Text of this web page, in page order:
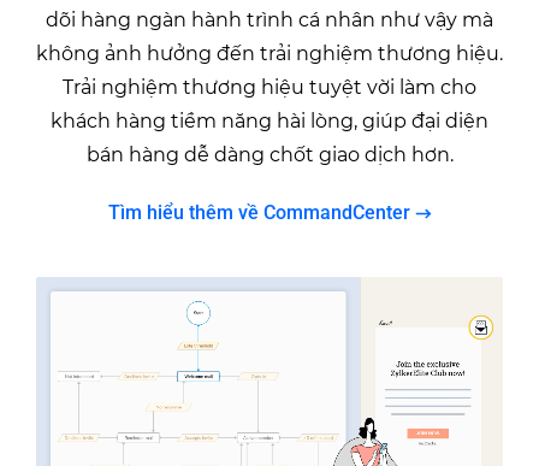
dõi hàng ngàn hành trình cá nhân như vậy mà
không ảnh hưởng đến trải nghiệm thương hiệu.
Trải nghiệm thương hiệu tuyệt vời làm cho
khách hàng tiềm năng hài lòng, giúp đại diện
bán hàng dễ dàng chốt giao dịch hơn.
Tìm hiểu thêm về CommandCenter